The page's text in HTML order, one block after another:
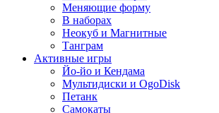
Меняющие форму
В наборах
Неокуб и Магнитные
Танграм
Активные игры
Йо-йо и Кендама
Мультидиски и OgoDisk
Петанк
Самокаты